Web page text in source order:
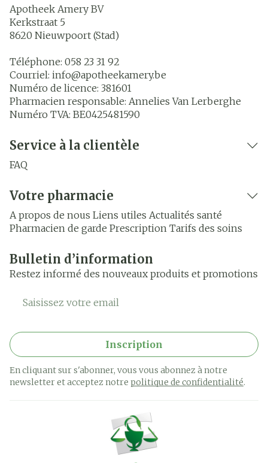
Apotheek Amery BV
Kerkstraat 5
8620 Nieuwpoort (Stad)
Téléphone: 058 23 31 92
Courriel: info@apotheekamery.be
Numéro de licence: 381601
Pharmacien responsable: Annelies Van Lerberghe
Numéro TVA: BE0425481590
Service à la clientèle
FAQ
Votre pharmacie
A propos de nous Liens utiles Actualités santé
Pharmacien de garde Prescription Tarifs des soins
Bulletin d’information
Restez informé des nouveaux produits et promotions
Adresse mail
Inscription
En cliquant sur s'abonner, vous vous abonnez à notre
newsletter et acceptez notre politique de confidentialité.